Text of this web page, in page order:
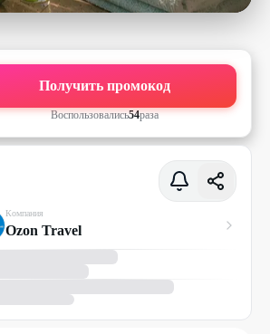
Получить промокод
Воспользовались54раза
Компания
Ozon Travel